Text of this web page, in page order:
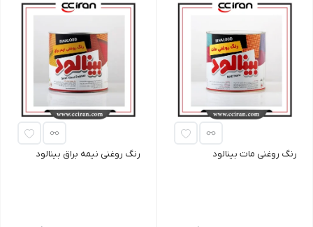
رنگ روغنی مات بینالود رنگ روغنی نیمه براق بینالود